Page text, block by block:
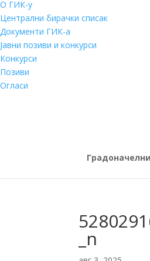
О ГИК-у
Централни бирачки списак
Документи ГИК-а
Јавни позиви и конкурси
Конкурси
Позиви
Огласи
_n